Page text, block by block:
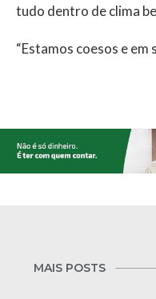
tudo dentro de clima
“Estamos coesos e em
MAIS POSTS